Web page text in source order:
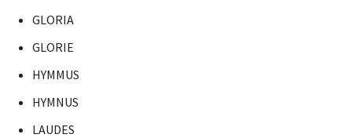
GLORIA
GLORIE
HYMMUS
HYMNUS
LAUDES